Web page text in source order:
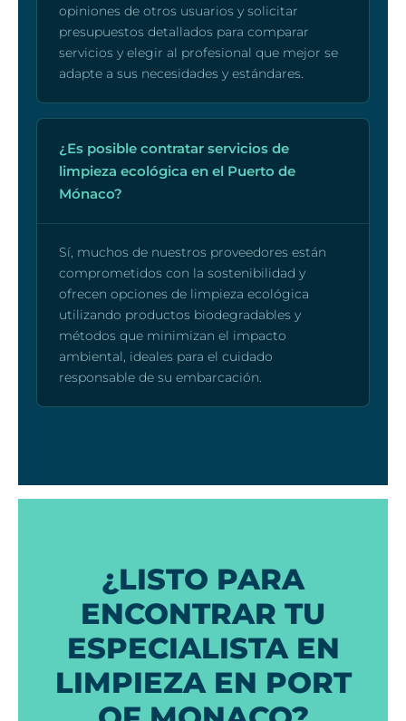
opiniones de otros usuarios y solicitar
presupuestos detallados para comparar
servicios y elegir al profesional que mejor se
adapte a sus necesidades y estándares.
¿Es posible contratar servicios de
limpieza ecológica en el Puerto de
Mónaco?
Sí, muchos de nuestros proveedores están
comprometidos con la sostenibilidad y
ofrecen opciones de limpieza ecológica
utilizando productos biodegradables y
métodos que minimizan el impacto
ambiental, ideales para el cuidado
responsable de su embarcación.
¿LISTO PARA
ENCONTRAR TU
ESPECIALISTA EN
LIMPIEZA EN PORT